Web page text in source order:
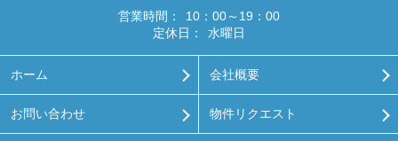
営業時間：
10：00～19：00
定休日：
水曜日
ホーム 会社概要
お問い合わせ 物件リクエスト